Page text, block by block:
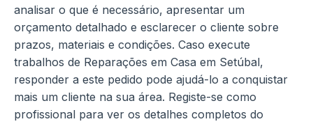
analisar o que é necessário, apresentar um
orçamento detalhado e esclarecer o cliente sobre
prazos, materiais e condições. Caso execute
trabalhos de Reparações em Casa em Setúbal,
responder a este pedido pode ajudá-lo a conquistar
mais um cliente na sua área. Registe-se como
profissional para ver os detalhes completos do